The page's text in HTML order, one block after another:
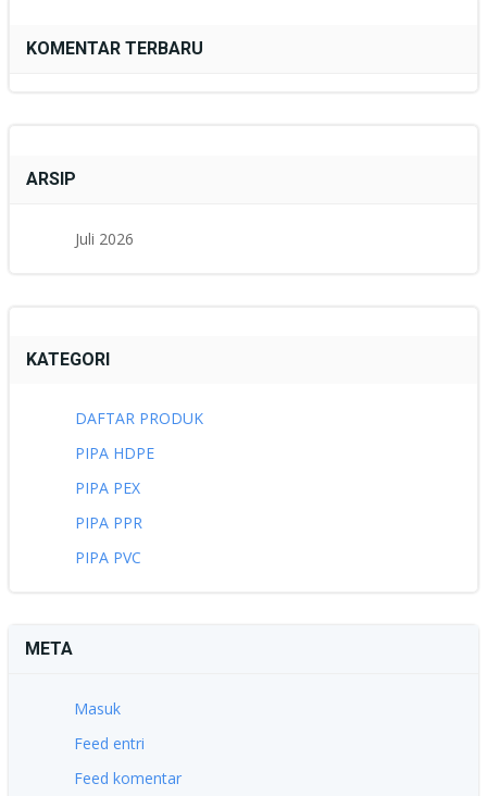
KOMENTAR TERBARU
ARSIP
Juli 2026
KATEGORI
DAFTAR PRODUK
PIPA HDPE
PIPA PEX
PIPA PPR
PIPA PVC
META
Masuk
Feed entri
Feed komentar